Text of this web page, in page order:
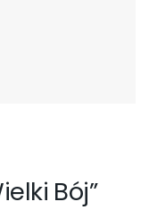
Bój”